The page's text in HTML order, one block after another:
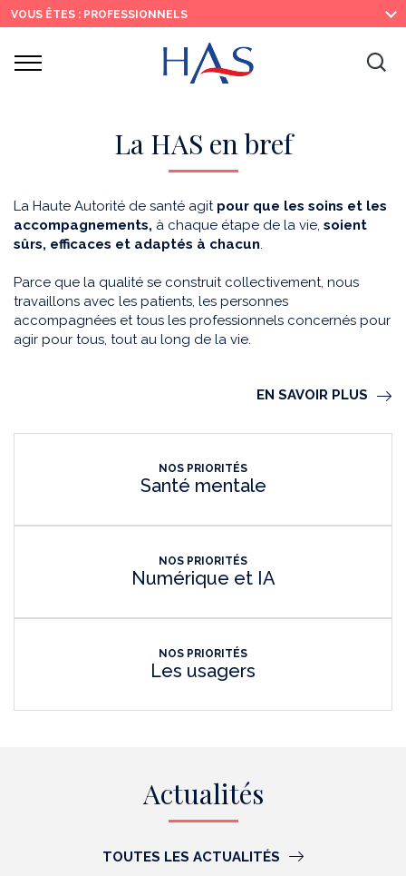
Recherche
Menu
principal
Contenu
principal
VOUS ÊTES : PROFESSIONNELS
Ouvrir
La HAS en bref
La Haute Autorité de santé agit pour que les soins et les
accompagnements, à chaque étape de la vie, soient
sûrs, efficaces et adaptés à chacun.
Parce que la qualité se construit collectivement, nous
travaillons avec les patients, les personnes
accompagnées et tous les professionnels concernés pour
agir pour tous, tout au long de la vie.
EN SAVOIR PLUS
NOS PRIORITÉS
Santé mentale
NOS PRIORITÉS
Numérique et IA
NOS PRIORITÉS
Les usagers
Actualités
TOUTES LES ACTUALITÉS